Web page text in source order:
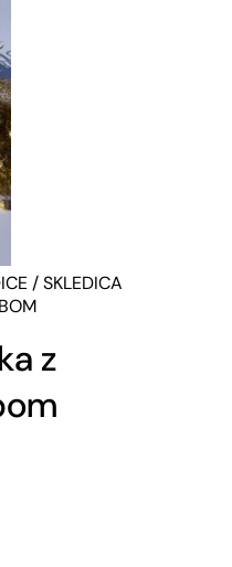
/ SKLEDICA
z